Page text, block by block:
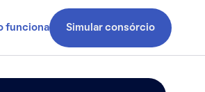
funciona Simular consórcio